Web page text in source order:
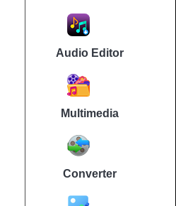
Audio Editor
Multimedia
Converter